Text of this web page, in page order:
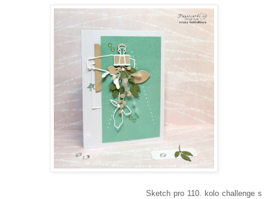
Sketch pro 110. kolo challenge s